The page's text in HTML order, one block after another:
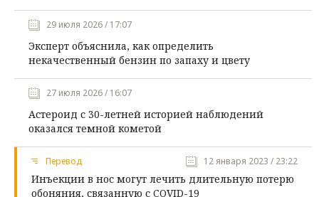
29 июля 2026 / 17:07
Эксперт объяснила, как определить
некачественный бензин по запаху и цвету
27 июля 2026 / 16:07
Астероид с 30-летней историей наблюдений
оказался темной кометой
Перевод 12 января 2023 / 23:22
Инъекции в нос могут лечить длительную потерю
обоняния, связанную с COVID-19